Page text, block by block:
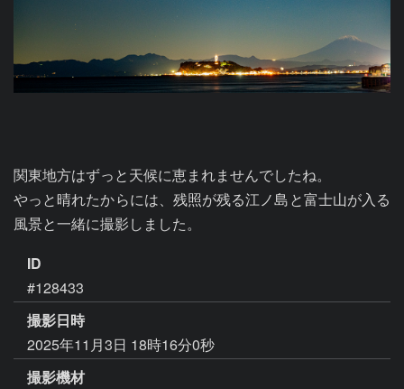
関東地方はずっと天候に恵まれませんでしたね。
やっと晴れたからには、残照が残る江ノ島と富士山が入る
風景と一緒に撮影しました。
ID
#128433
撮影日時
2025年11月3日 18時16分0秒
撮影機材